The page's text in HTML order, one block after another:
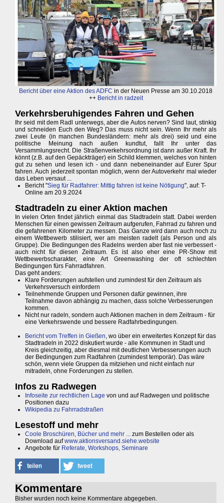
Bericht über eine Aktion des ADFC in der Neuen Presse am 30.10.2018
++ Bericht in radzeit
Verkehrsberuhigendes Fahren und Gehen
Ihr seid mit dem Radl unterwegs, aber die Autos nerven? Sind laut, stinkig
und schneiden Euch den Weg? Das muss nicht sein. Wenn Ihr mehr als
zwei Leute (in manchen Bundesländern: mehr als drei) seid und eine
politische Meinung nach außen kundtut, fallt Ihr unter das
Versammlungsrecht. Die Straßenverkehrsordnung ist dann außer Kraft. Ihr
könnt (z.B. auf den Gepäckträger) ein Schild klemmen, welches von hinten
gut zu sehen und lesen ich - und dann nebeneinander auf Eurer Spur
fahren. Auch jederzeit spontan möglich, wenn der Autoverkehr mal wieder
das Leben versaut ...
Bericht "Sieg für Radfahrer: Mittig fahren ist keine Nötigung", auf: T-
Online am 20.9.2024
Stadtradeln zu einer Aktion machen
In vielen Orten findet jährlich einmal das Stadtradeln statt. Dabei werden
Menschen für einen gewissen Zeitraum aufgerufen, Fahrrad zu fahren und
die gefahrenen Kilometer zu messen. Das Ganze wird dann auch noch zu
einem Wettbewerb stilisiert, wer am meisten radelt (als Person und als
Gruppe). Die Bedingungen des Radelns werden aber fast nie verbessert -
auch nicht für diesen Zeitraum. Es ist also eher eine PR-Show mit
Wettbewerbscharakter, eine Art Greenwashing der oft schlechten
Bedingungen fürs Fahrradfahren.
Das geht anders:
Klare Forderungen aufstellen und zumindest für den Zeitraum als
Verkehrsversuch einfordern
Teilnehmende Gruppen und Personen dafür gewinnen, ihre
Teilnahme davon abhängig zu machen, dass solche Verbesserungen
kommen.
Nicht nur radeln, sondern auch Aktionen machen in dem Zeitraum - für
eine Verkehrswende und bessere Radfahrbedingungen.
Bericht vom Treffen in Gießen, wo über ein erweitertes Konzept für das
Stadtradeln in 2022 diskutiert wurde - alle Kommunen in Stadt und
Kreis gleichzeitig, aber diesmal mit deutlichen Verbesserungen auch
der Bedingungen zum Radfahren (zumindest temporär). Das wäre
schön, wenn viele Gruppen da mitziehen und nicht einfach nur
mitradeln, ohne Forderungen zu stellen.
Infos zu Radwegen
Infoseite zur rechtlichen Lage von und auf Radwegen und politische
Positionen dazu
Wikipedia zu Fahrradstraßen
Lesestoff und mehr
Coole Broschüren, Bücher und mehr ... zum Bestellen oder als
Download aufwww.aktionsversand.siehe.website
Angebote für Referate, Workshops, Seminare
Kommentare
Bisher wurden noch keine Kommentare abgegeben.